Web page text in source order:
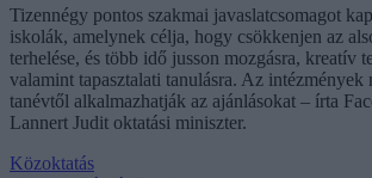
Tizennégy pontos szakmai javaslatcsomagot
iskolák, amelynek célja, hogy csökkenjen az
terhelése, és több idő jusson mozgásra, kreatív
valamint tapasztalati tanulásra. Az intézmények
tanévtől alkalmazhatják az ajánlásokat – írta
Lannert Judit oktatási miniszter.
Közoktatás